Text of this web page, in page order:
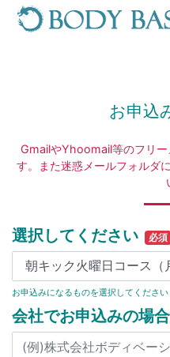
お申込
GmailやYhoomail等のフリー
す。また迷惑メールフォルダ
選択してください 必須
お申込みになるものを選択してください
会社でお申込みの場
Home
Business
Philosophy
Form